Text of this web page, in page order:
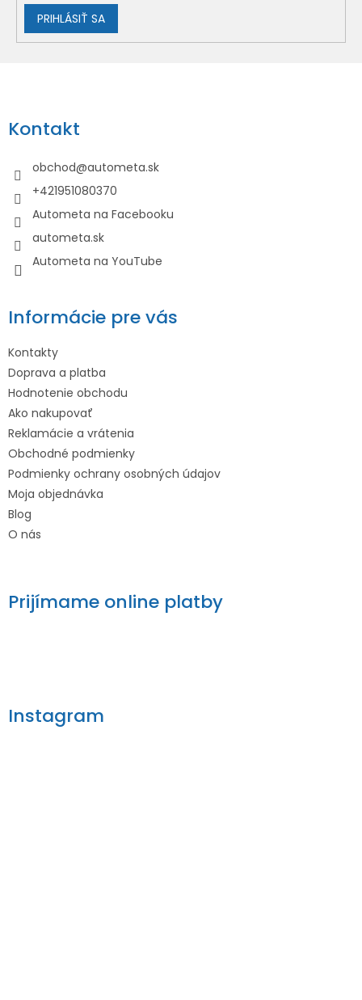
PRIHLÁSIŤ SA
p
äKontakt
obchod@autometa.sk
+421951080370
Autometa na Facebooku
autometa.sk
Autometa na YouTube
Informácie pre vás
Kontakty
Doprava a platba
Hodnotenie obchodu
Ako nakupovať
Reklamácie a vrátenia
Obchodné podmienky
Podmienky ochrany osobných údajov
Moja objednávka
Blog
O nás
Prijímame online platby
Instagram